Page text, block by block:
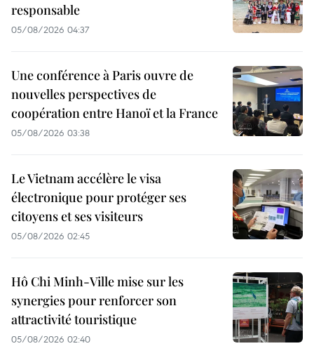
responsable
05/08/2026 04:37
Une conférence à Paris ouvre de
nouvelles perspectives de
coopération entre Hanoï et la France
05/08/2026 03:38
Le Vietnam accélère le visa
électronique pour protéger ses
citoyens et ses visiteurs
05/08/2026 02:45
Hô Chi Minh-Ville mise sur les
synergies pour renforcer son
attractivité touristique
05/08/2026 02:40